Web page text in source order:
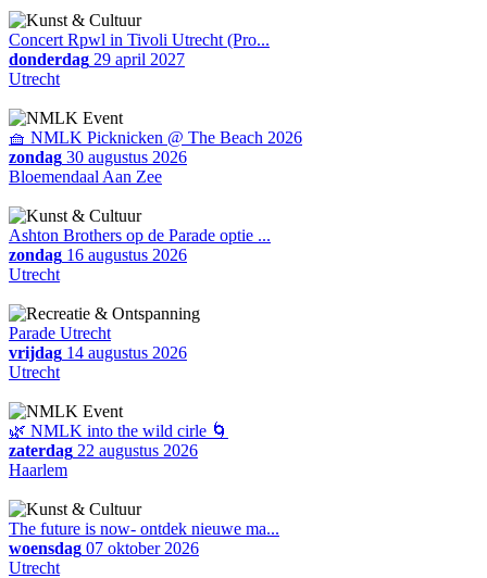
Concert Rpwl in Tivoli Utrecht (Pro...
donderdag 29 april 2027
Utrecht
🧺 NMLK Picknicken @ The Beach 2026
zondag 30 augustus 2026
Bloemendaal Aan Zee
Ashton Brothers op de Parade optie ...
zondag 16 augustus 2026
Utrecht
Parade Utrecht
vrijdag 14 augustus 2026
Utrecht
🌿 NMLK into the wild cirle 🌀
zaterdag 22 augustus 2026
Haarlem
The future is now- ontdek nieuwe ma...
woensdag 07 oktober 2026
Utrecht